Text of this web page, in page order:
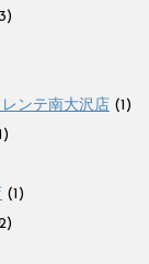
ンテ南大沢店 (1)
(1)